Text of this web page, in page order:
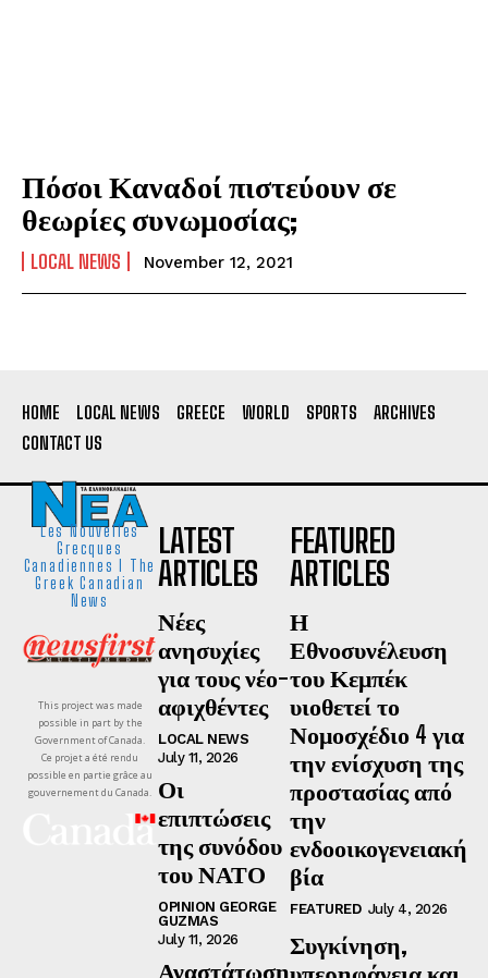
Πόσοι Καναδοί πιστεύουν σε
θεωρίες συνωμοσίας;
LOCAL NEWS November 12, 2021
HOME LOCAL NEWS GREECE WORLD SPORTS
ARCHIVES
CONTACT US
Les Nouvelles
Grecques
Canadiennes I The
Greek Canadian
News
This project was made
possible in part by the
Government of Canada.
Ce projet a été rendu
possible en partie grâce au
gouvernement du Canada.
LATEST
ARTICLES
Νέες
ανησυχίες
για τους νέο-
αφιχθέντες
LOCAL NEWS
July 11, 2026
Οι
επιπτώσεις
της συνόδου
του ΝΑΤΟ
OPINION GEORGE
GUZMAS
July 11, 2026
Αναστάτωση
FEATURED
ARTICLES
Η
Εθνοσυνέλευση
του Κεμπέκ
υιοθετεί το
Νομοσχέδιο 4 για
την ενίσχυση της
προστασίας από
την
ενδοοικογενειακή
βία
FEATURED July 4, 2026
Συγκίνηση,